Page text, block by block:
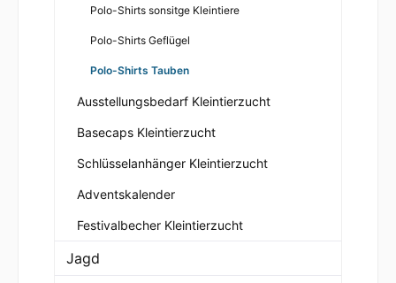
Polo-Shirts sonsitge Kleintiere
Polo-Shirts Geflügel
Polo-Shirts Tauben
Ausstellungsbedarf Kleintierzucht
Basecaps Kleintierzucht
Schlüsselanhänger Kleintierzucht
Adventskalender
Festivalbecher Kleintierzucht
Jagd